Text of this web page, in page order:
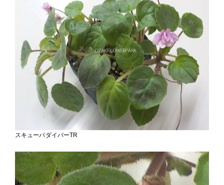
スキューバダイバーTR